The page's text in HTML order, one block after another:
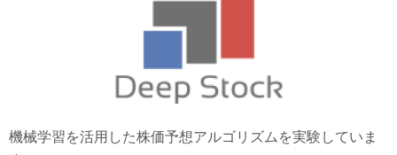
機械学習を活用した株価予想アルゴリズムを実験していま